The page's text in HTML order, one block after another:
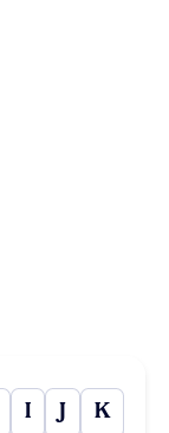
I J K